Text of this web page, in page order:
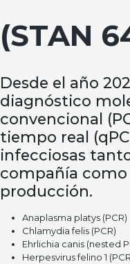
(STAN
Desde el año
diagnóstico
convencional
tiempo real
infecciosas
compañía
producción.
Anaplasma platys (PCR)
Chlamydia felis (PCR)
Ehrlichia canis (nested
Herpesvirus felino 1